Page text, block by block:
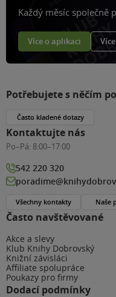
Každý měsíc společně
Více o aplikaci
Často navštěvované
Akce a slevy
Klub Knihy Dobrovský
Knižní závisláci
Affiliate spolupráce
Poukazy pro firmy
Dodací podmínky
Potřebujete s něčím
Často kladené dotazy
Kontaktujte nás
Po–Pá: 8:00–17:00
542 220 320
Všechny kontakty Naše